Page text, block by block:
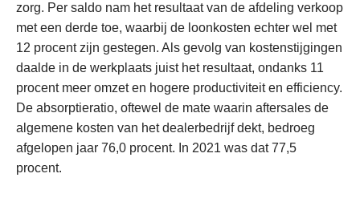
zorg. Per saldo nam het resultaat van de afdeling verkoop
met een derde toe, waarbij de loonkosten echter wel met
12 procent zijn gestegen. Als gevolg van kostenstijgingen
daalde in de werkplaats juist het resultaat, ondanks 11
procent meer omzet en hogere productiviteit en efficiency.
De absorptieratio, oftewel de mate waarin aftersales de
algemene kosten van het dealerbedrijf dekt, bedroeg
afgelopen jaar 76,0 procent. In 2021 was dat 77,5
procent.